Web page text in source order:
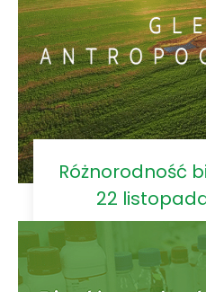
Różnorodność
22